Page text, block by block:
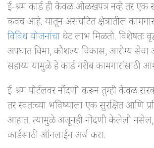
ई-श्रम कार्ड ही केवळ ओळखपत्र नव्हे तर एक
कवच आहे. यातून असंघटित क्षेत्रातील
विविध योजनांचाथेट लाभ मिळतो. विशेषतः
अपघात विमा, कौशल्य विकास, आरोग्य
सहाय्य यामुळे हे कार्ड गरीब कामगारांसाठी
ई-श्रम पोर्टलवर नोंदणी करून तुम्ही केवळ
तर स्वतःच्या भविष्याला एक सुरक्षित आणि
आहात. त्यामुळे अजूनही नोंदणी केलेली
कार्डसाठी ऑनलाईन अर्ज करा.